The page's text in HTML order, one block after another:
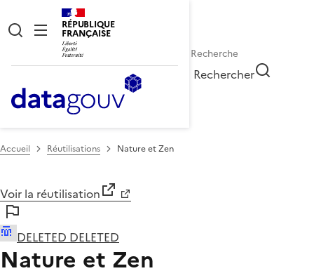
RÉPUBLIQUE
FRANÇAISE
Rechercher
Accueil Réutilisations Nature et Zen
Voir la réutilisation
DELETED DELETED
Nature et Zen